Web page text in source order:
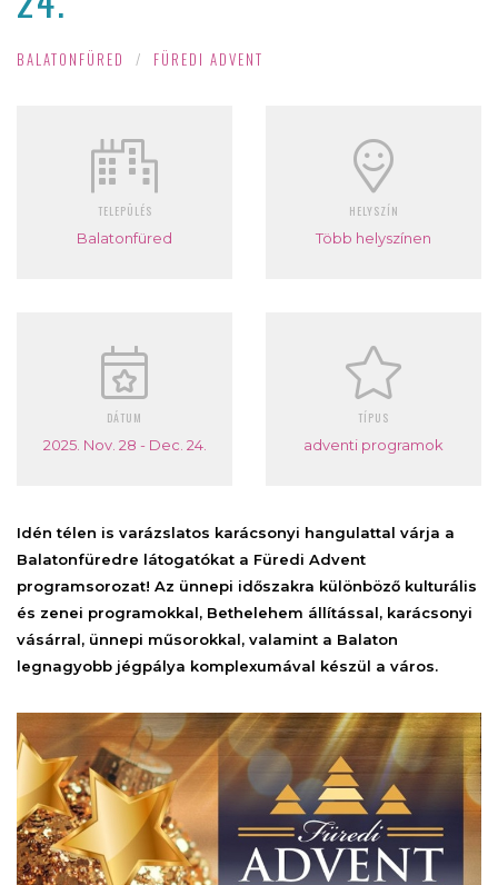
BALATONFÜRED / FÜREDI ADVENT
TELEPÜLÉS
Balatonfüred
HELYSZÍN
Több helyszínen
DÁTUM
2025. Nov. 28 - Dec. 24.
TÍPUS
adventi programok
Idén télen is varázslatos karácsonyi hangulattal várja a
Balatonfüredre látogatókat a Füredi Advent
programsorozat! Az ünnepi időszakra különböző kulturális
és zenei programokkal, Bethelehem állítással, karácsonyi
vásárral, ünnepi műsorokkal, valamint a Balaton
legnagyobb jégpálya komplexumával készül a város.